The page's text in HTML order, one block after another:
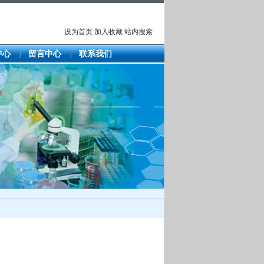
设为首页 加入收藏 站内搜索
心 留言中心 联系我们